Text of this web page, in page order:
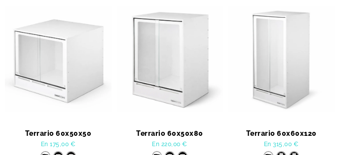
Terrario 60x50x50
En175,00 €
Terrario 60x50x80
En 220,00€
Terrario 60x60x120
En315,00 €